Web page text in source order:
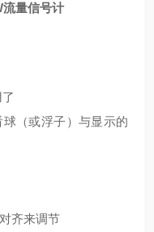
量信号计
（或浮子）与显示的
齐来调节